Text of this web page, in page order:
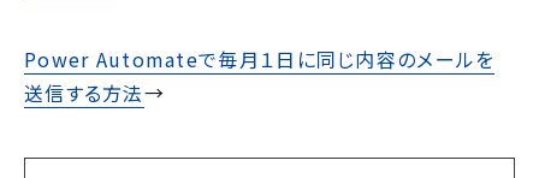
Power Automateで毎月１日に同じ内容のメールを
送信する方法→